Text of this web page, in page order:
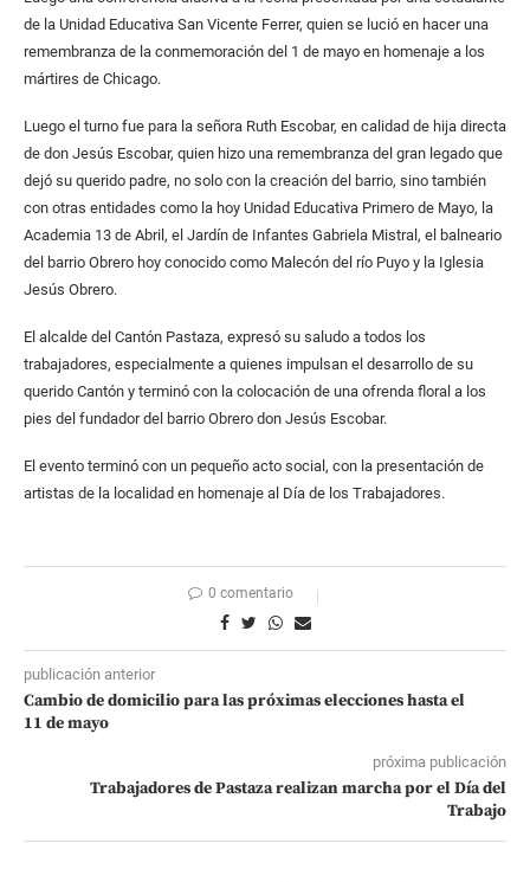
de la Unidad Educativa San Vicente Ferrer, quien se lució en hacer una
remembranza de la conmemoración del 1 de mayo en homenaje a los
mártires de Chicago.
Luego el turno fue para la señora Ruth Escobar, en calidad de hija directa
de don Jesús Escobar, quien hizo una remembranza del gran legado que
dejó su querido padre, no solo con la creación del barrio, sino también
con otras entidades como la hoy Unidad Educativa Primero de Mayo, la
Academia 13 de Abril, el Jardín de Infantes Gabriela Mistral, el balneario
del barrio Obrero hoy conocido como Malecón del río Puyo y la Iglesia
Jesús Obrero.
El alcalde del Cantón Pastaza, expresó su saludo a todos los
trabajadores, especialmente a quienes impulsan el desarrollo de su
querido Cantón y terminó con la colocación de una ofrenda floral a los
pies del fundador del barrio Obrero don Jesús Escobar.
El evento terminó con un pequeño acto social, con la presentación de
artistas de la localidad en homenaje al Día de los Trabajadores.
0 comentario
publicación anterior
Cambio de domicilio para las próximas elecciones hasta el
11 de mayo
próxima publicación
Trabajadores de Pastaza realizan marcha por el Día del
Trabajo